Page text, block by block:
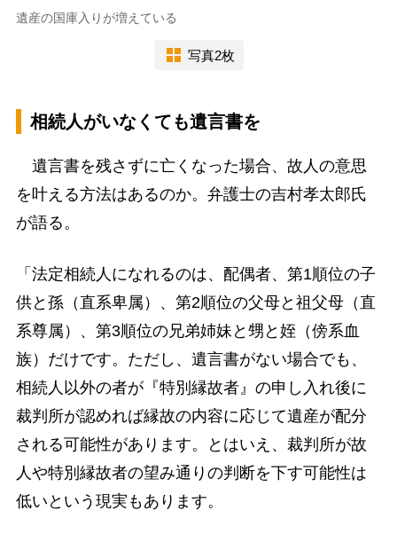
遺産の国庫入りが増えている
写真2枚
相続人がいなくても遺言書を
遺言書を残さずに亡くなった場合、故人の意思
を叶える方法はあるのか。弁護士の吉村孝太郎氏
が語る。
「法定相続人になれるのは、配偶者、第1順位の子
供と孫（直系卑属）、第2順位の父母と祖父母（直
系尊属）、第3順位の兄弟姉妹と甥と姪（傍系血
族）だけです。ただし、遺言書がない場合でも、
相続人以外の者が『特別縁故者』の申し入れ後に
裁判所が認めれば縁故の内容に応じて遺産が配分
される可能性があります。とはいえ、裁判所が故
人や特別縁故者の望み通りの判断を下す可能性は
低いという現実もあります。